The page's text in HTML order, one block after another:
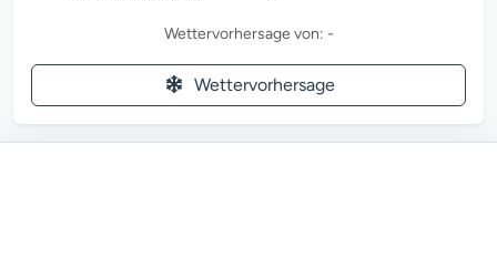
Wettervorhersage von: -
Wettervorhersage